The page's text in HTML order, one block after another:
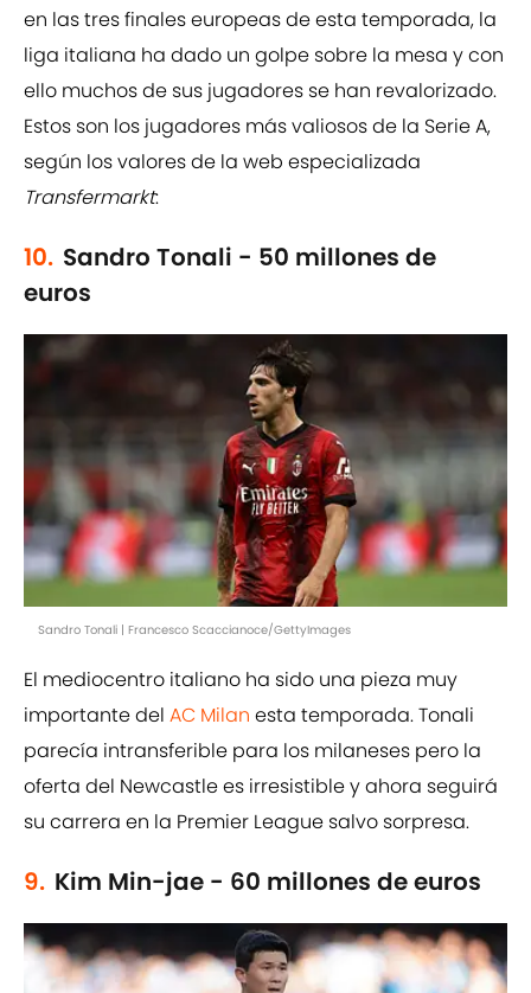
en las tres finales europeas de esta temporada, la
liga italiana ha dado un golpe sobre la mesa y con
ello muchos de sus jugadores se han revalorizado.
Estos son los jugadores más valiosos de la Serie A,
según los valores de la web especializada
Transfermarkt:
10. Sandro Tonali - 50 millones de
euros
Sandro Tonali | Francesco Scaccianoce/GettyImages
El mediocentro italiano ha sido una pieza muy
importante del AC Milan esta temporada. Tonali
parecía intransferible para los milaneses pero la
oferta del Newcastle es irresistible y ahora seguirá
su carrera en la Premier League salvo sorpresa.
9. Kim Min-jae - 60 millones de euros